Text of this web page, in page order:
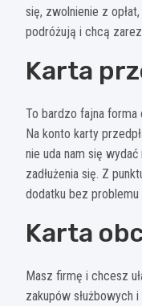
się, zwolnienie z
podróżują i chcą
Karta
To bardzo fajna
Na konto karty
nie uda nam się
zadłużenia się. Z
dodatku bez problemu
Karta
Masz firmę i chcesz
zakupów służbowych